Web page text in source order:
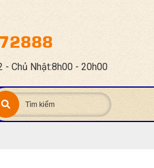
- Chủ Nhật:8h00 - 20h00